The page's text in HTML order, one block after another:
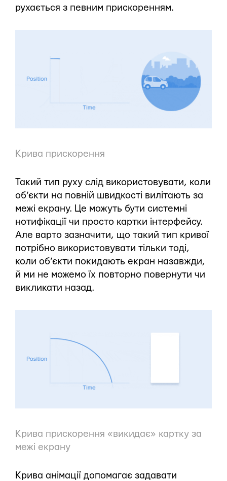
рухається з певним прискоренням.
Крива прискорення
Такий тип руху слід використовувати, коли
об’єкти на повній швидкості вилітають за
межі екрану. Це можуть бути системні
нотифікації чи просто картки інтерфейсу.
Але варто зазначити, що такий тип кривої
потрібно використовувати тільки тоді,
коли об’єкти покидають екран назавжди,
й ми не можемо їх повторно повернути чи
викликати назад.
Крива прискорення «викидає» картку за
межі екрану
Крива анімації допомагає задавати